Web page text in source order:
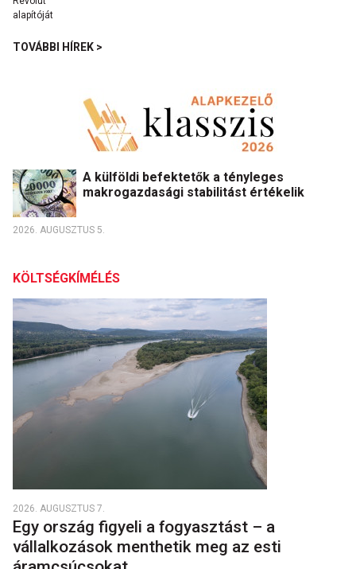
TOVÁBBI HÍREK >
A külföldi befektetők a tényleges
makrogazdasági stabilitást értékelik
2026. AUGUSZTUS 5.
KÖLTSÉGKÍMÉLÉS
2026. AUGUSZTUS 7.
Egy ország figyeli a fogyasztást – a
vállalkozások menthetik meg az esti